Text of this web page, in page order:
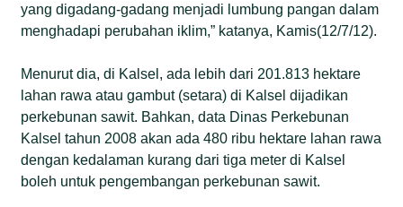
yang digadang-gadang menjadi lumbung pangan dalam
menghadapi perubahan iklim,” katanya, Kamis(12/7/12).
Menurut dia, di Kalsel, ada lebih dari 201.813 hektare
lahan rawa atau gambut (setara) di Kalsel dijadikan
perkebunan sawit. Bahkan, data Dinas Perkebunan
Kalsel tahun 2008 akan ada 480 ribu hektare lahan rawa
dengan kedalaman kurang dari tiga meter di Kalsel
boleh untuk pengembangan perkebunan sawit.